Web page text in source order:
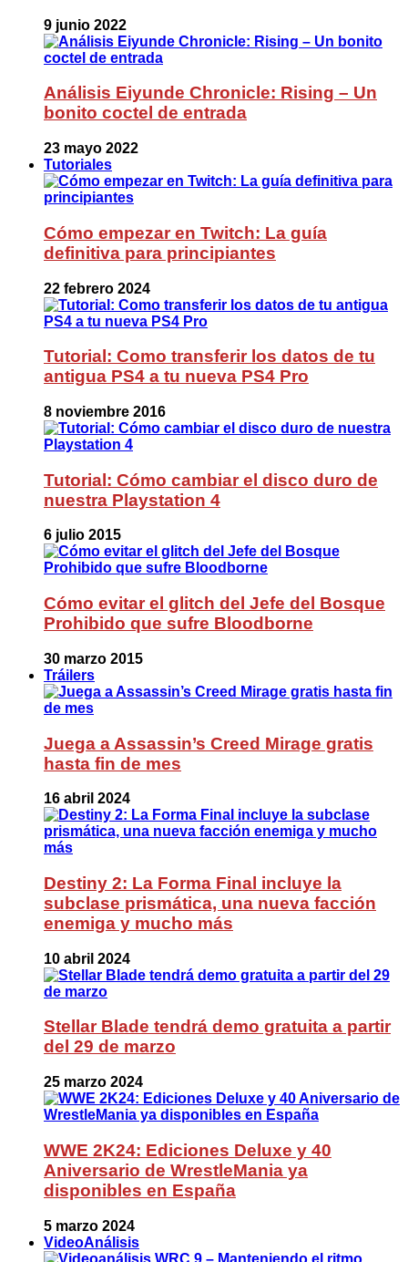
9 junio 2022
Análisis Eiyunde Chronicle: Rising – Un
bonito coctel de entrada
23 mayo 2022
Tutoriales
Cómo empezar en Twitch: La guía
definitiva para principiantes
22 febrero 2024
Tutorial: Como transferir los datos de tu
antigua PS4 a tu nueva PS4 Pro
8 noviembre 2016
Tutorial: Cómo cambiar el disco duro de
nuestra Playstation 4
6 julio 2015
Cómo evitar el glitch del Jefe del Bosque
Prohibido que sufre Bloodborne
30 marzo 2015
Tráilers
Juega a Assassin’s Creed Mirage gratis
hasta fin de mes
16 abril 2024
Destiny 2: La Forma Final incluye la
subclase prismática, una nueva facción
enemiga y mucho más
10 abril 2024
Stellar Blade tendrá demo gratuita a partir
del 29 de marzo
25 marzo 2024
WWE 2K24: Ediciones Deluxe y 40
Aniversario de WrestleMania ya
disponibles en España
5 marzo 2024
VideoAnálisis